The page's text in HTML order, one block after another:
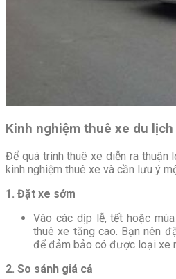
Kinh nghiệm thuê xe du lịch
Để quá trình thuê xe diễn ra thuận
kinh nghiệm thuê xe và cần lưu ý
1. Đặt xe sớm
Vào các dịp lễ, tết hoặc
thuê xe tăng cao. Bạn nên
để đảm bảo có được loại xe
2. So sánh giá cả